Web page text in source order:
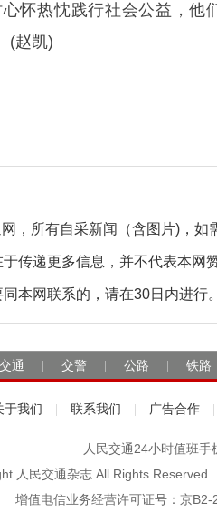
怀热忱践行社会公益，他
(赵凯)
，所有自采新闻（含图片)，
传递更多信息，并不代表本网
本网联系的，请在30日内进行
交通 交警 公路 铁路
于我们 联系我们 广告合作
人民交通24小时值班
人民交通杂志 All Rights
增值电信业务经营许可证号：京